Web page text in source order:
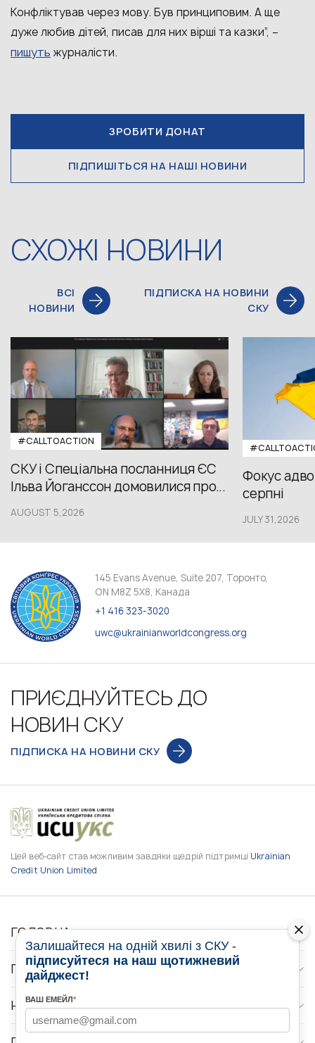
Конфліктував через мову. Був принциповим. А ще
дуже любив дітей, писав для них вірші та казки”, –
пишуть журналісти.
ЗРОБИТИ ДОНАТ
ПІДПИШІТЬСЯ НА НАШІ НОВИНИ
СХОЖІ НОВИНИ
ВСІ
НОВИНИ
ПІДПИСКА НА НОВИНИ
СКУ
#CALLTOACTION
СКУ і Спеціальна посланниця ЄС
Ільва Йоганссон домовилися про...
AUGUST 5,2026
Фокус
серпні
JULY 31,2026
145 Evans Avenue, Suite 207, Торонто,
ON M8Z 5X8, Канада
+1 416 323-3020
uwc@ukrainianworldcongress.org
ПРИЄДНУЙТЕСЬ ДО
НОВИН СКУ
ПІДПИСКА НА НОВИНИ СКУ
Цей веб-сайт став можливим завдяки щедрій підтримці Ukrainian
Credit Union Limited
ГОЛОВНА
ПРО НАС
НОВИНИ
Залишайтеся на одній хвилі з СКУ -
підписуйтеся на наш щотижневий
дайджест!
ВАШ ЕМЕЙЛ*